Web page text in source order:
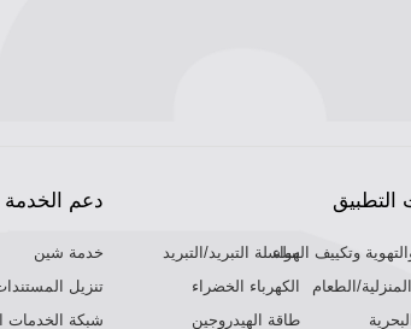
التطبيق
وتكييف الهواءسلسلة التبريد/التبريد
الطعام
الكهرباء الخضراء
طاقة الهيدروجين
دعم الخدمة
خدمة شين
تنزيل
شبكة الخدمات